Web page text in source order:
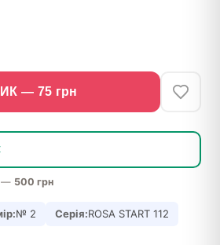
— 75 грн
— 500 грн
№ 2 Серія:ROSA START 112